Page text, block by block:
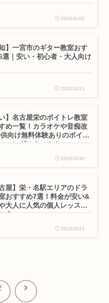
2026/6/29
知】一宮市のギター教室おす
選｜安い・初心者・大人向け
2026/6/13
い】名古屋栄のボイトレ教室
め一覧！カラオケや音痴改
向け無料体験ありのボイス
ニングスクール！
2026/3/30
古屋】栄・名駅エリアのドラ
おすすめ7選！料金が安い&
大人に人気の個人レッスン
？
2026/3/23
次